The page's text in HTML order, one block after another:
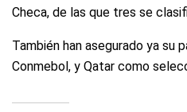
Checa, de las que tres se
También han asegurado ya su
Conmebol, y Qatar como